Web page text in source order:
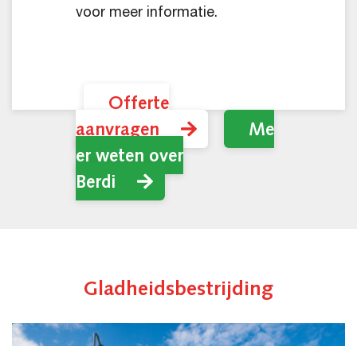
voor meer informatie.
Gladheidsbestrijding